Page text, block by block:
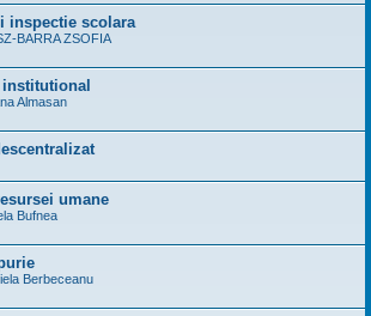
inspectie scolara
BARRA ZSOFIA
institutional
Almasan
umane
Bufnea
Berbeceanu